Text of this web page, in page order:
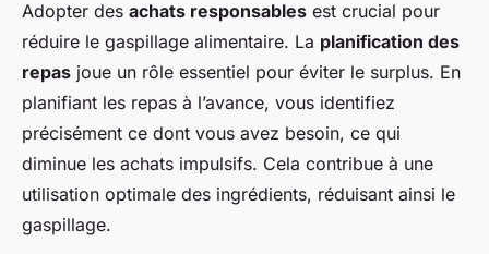
Adopter des achats responsables est crucial pour
réduire le gaspillage alimentaire. La planification des
repas joue un rôle essentiel pour éviter le surplus. En
planifiant les repas à l’avance, vous identifiez
précisément ce dont vous avez besoin, ce qui
diminue les achats impulsifs. Cela contribue à une
utilisation optimale des ingrédients, réduisant ainsi le
gaspillage.